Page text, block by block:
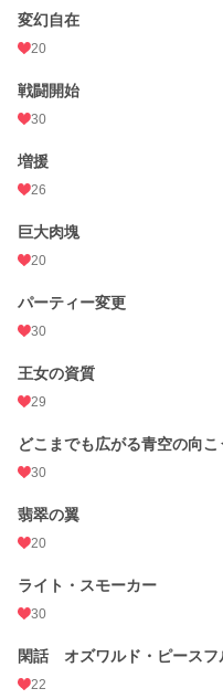
変幻自在
20
戦闘開始
30
増援
26
巨大肉塊
20
パーティー変更
30
王女の資質
29
どこまでも広がる青空の向こ
30
翡翠の翼
20
ライト・スモーカー
30
閑話 オズワルド・ピースフ
22